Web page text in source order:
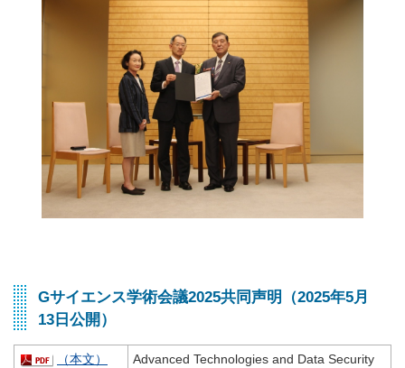
Gサイエンス学術会議2025共同声明（2025年5月
13日公開）
（本文）
Advanced Technologies and Data Security